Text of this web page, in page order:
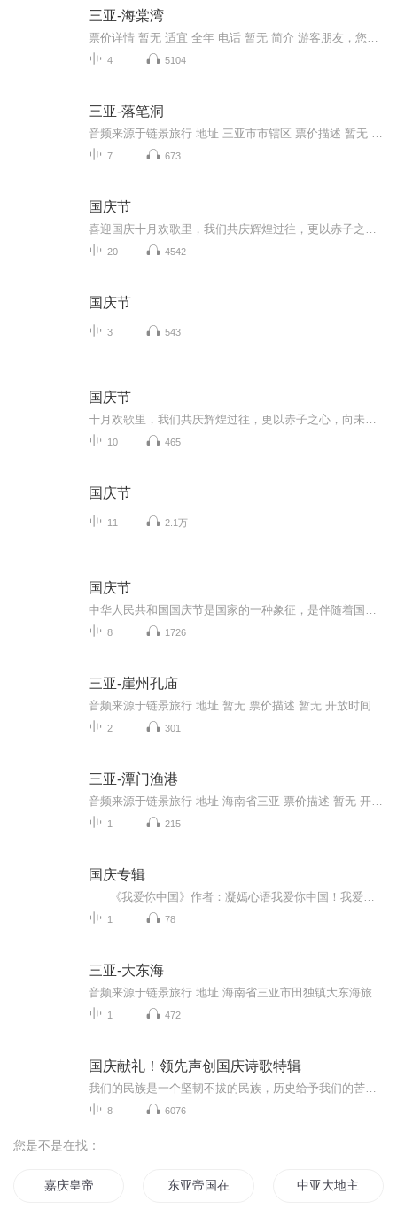
三亚-海棠湾
4 5104
三亚-落笔洞
7 673
国庆节
20 4542
国庆节
3 543
国庆节
10 465
国庆节
11 2.1万
国庆节
8 1726
三亚-崖州孔庙
2 301
三亚-潭门渔港
1 215
国庆专辑
1 78
三亚-大东海
1 472
国庆献礼！领先声创国庆诗歌特辑
8 6076
您是不是在找：
嘉庆皇帝 东亚帝国在起 中亚大地主